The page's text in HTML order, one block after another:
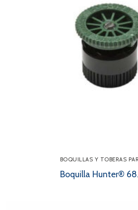
BOQUILLAS Y TOBERAS
Boquilla Hunter®